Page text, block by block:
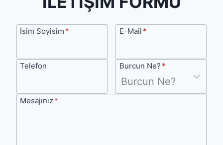
İsim Soyisim *
İsim
E-Mail *
E-
Telefon
Telefon Burcun Ne? *
Burcun
Ne?
Mesajınız*
Mesajınız